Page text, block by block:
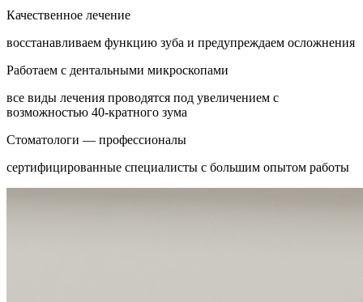
Качественное лечение
восстанавливаем функцию зуба и предупреждаем осложнения
Работаем с дентальными микроскопами
все виды лечения проводятся под увеличением с
возможностью 40-кратного зума
Стоматологи — профессионалы
сертифицированные специалисты с большим опытом работы